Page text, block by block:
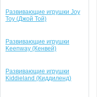
Развивающие игрушки Joy
Toy (Джой Той)
Развивающие игрушки
Keenway (Кенвей)
Развивающие игрушки
Kiddieland (Киддиленд)